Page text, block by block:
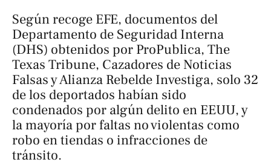
Según recoge EFE, documentos del
Departamento de Seguridad Interna
(DHS) obtenidos por ProPublica, The
Texas Tribune, Cazadores de Noticias
Falsas y Alianza Rebelde Investiga, solo 32
de los deportados habían sido
condenados por algún delito en EEUU, y
la mayoría por faltas no violentas como
robo en tiendas o infracciones de
tránsito.